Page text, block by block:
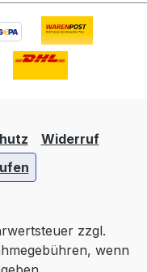
Widerruf
zzgl.
wenn